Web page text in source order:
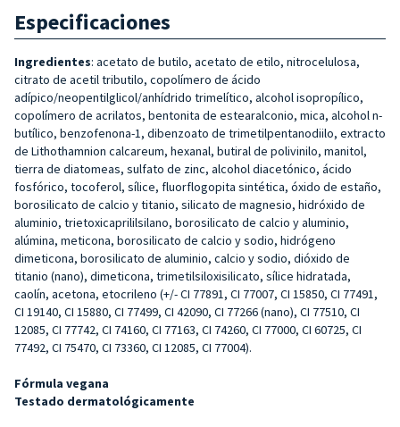
Especificaciones
Ingredientes: acetato de butilo, acetato de etilo, nitrocelulosa,
citrato de acetil tributilo, copolímero de ácido
adípico/neopentilglicol/anhídrido trimelítico, alcohol isopropílico,
copolímero de acrilatos, bentonita de estearalconio, mica, alcohol n-
butílico, benzofenona-1, dibenzoato de trimetilpentanodiilo, extracto
de Lithothamnion calcareum, hexanal, butiral de polivinilo, manitol,
tierra de diatomeas, sulfato de zinc, alcohol diacetónico, ácido
fosfórico, tocoferol, sílice, fluorflogopita sintética, óxido de estaño,
borosilicato de calcio y titanio, silicato de magnesio, hidróxido de
aluminio, trietoxicaprililsilano, borosilicato de calcio y aluminio,
alúmina, meticona, borosilicato de calcio y sodio, hidrógeno
dimeticona, borosilicato de aluminio, calcio y sodio, dióxido de
titanio (nano), dimeticona, trimetilsiloxisilicato, sílice hidratada,
caolín, acetona, etocrileno (+/- CI 77891, CI 77007, CI 15850, CI 77491,
CI 19140, CI 15880, CI 77499, CI 42090, CI 77266 (nano), CI 77510, CI
12085, CI 77742, CI 74160, CI 77163, CI 74260, CI 77000, CI 60725, CI
77492, CI 75470, CI 73360, CI 12085, CI 77004).
Fórmula vegana
Testado dermatológicamente